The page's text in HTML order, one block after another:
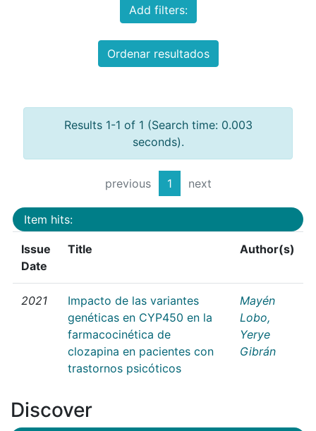
Add filters:
Ordenar resultados
Results 1-1 of 1 (Search time: 0.003
seconds).
previous 1 next
Item hits:
Issue
Date
Title Author(s)
2021
Impacto de las variantes
genéticas en CYP450 en la
farmacocinética de
clozapina en pacientes con
trastornos psicóticos
Mayén
Lobo,
Yerye
Gibrán
Discover